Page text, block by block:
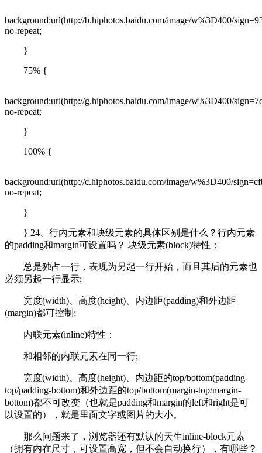
background:url(http://b.hiphotos.baidu.com/image/w%3D400/
no-repeat;
}
75% {
background:url(http://g.hiphotos.baidu.com/image/w%3D400/
no-repeat;
}
100% {
background:url(http://c.hiphotos.baidu.com/image/w%3D400/
no-repeat;
}
} 24、行内元素和块级元素的具体区别是什么？行内元素
的padding和margin可设置吗？ 块级元素(block)特性：
总是独占一行，表现为另起一行开始，而且其后的元素也
必须另起一行显示;
宽度(width)、高度(height)、内边距(padding)和外边距
(margin)都可控制;
内联元素(inline)特性：
和相邻的内联元素在同一行;
宽度(width)、高度(height)、内边距的top/bottom(padding-
top/padding-bottom)和外边距的top/bottom(margin-top/margin-
bottom)都不可改变（也就是padding和margin的left和right是可
以设置的），就是里面文字或图片的大小。
那么问题来了，浏览器还有默认的天生inline-block元素
（拥有内在尺寸，可设置高宽，但不会自动换行），有哪些？